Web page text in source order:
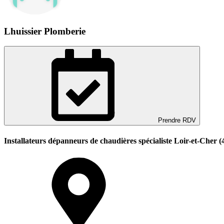
Lhuissier Plomberie
Prendre RDV
Installateurs dépanneurs de chaudières spécialiste Loir-et-Cher